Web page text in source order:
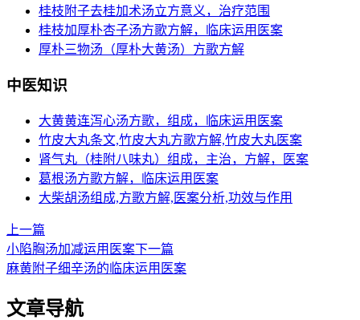
桂枝附子去桂加术汤立方意义，治疗范围
桂枝加厚朴杏子汤方歌方解，临床运用医案
厚朴三物汤（厚朴大黄汤）方歌方解
中医知识
大黄黄连泻心汤方歌，组成，临床运用医案
竹皮大丸条文,竹皮大丸方歌方解,竹皮大丸医案
肾气丸（桂附八味丸）组成，主治，方解，医案
葛根汤方歌方解，临床运用医案
大柴胡汤组成,方歌方解,医案分析,功效与作用
上一篇
小陷胸汤加减运用医案下一篇
麻黄附子细辛汤的临床运用医案
文章导航